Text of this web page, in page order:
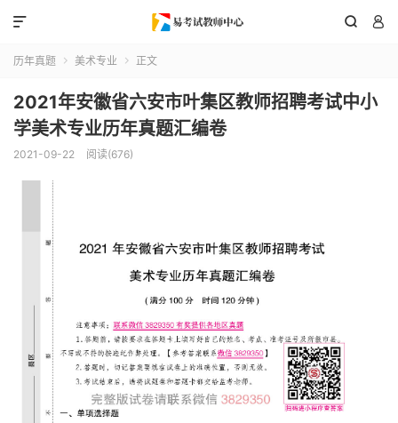
 

历年真题  美术专业  正文
2021年安徽省六安市叶集区教师招聘考试中小
学美术专业历年真题汇编卷
2021-09-22 阅读(676)